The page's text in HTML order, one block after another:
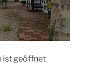
ist geöffnet